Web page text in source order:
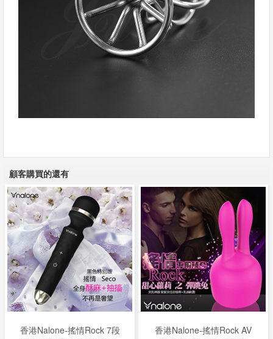
顧客購買的還有
香港Nalone-搖情Rock 7段
香港Nalone-搖情Rock AV